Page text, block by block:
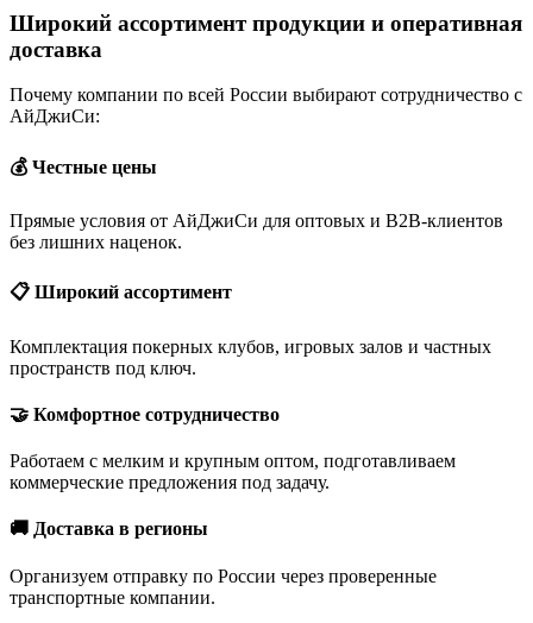
Широкий ассортимент продукции и оперативная
доставка
Почему компании по всей России выбирают сотрудничество с
АйДжиСи:
💰 Честные цены
Прямые условия от АйДжиСи для оптовых и B2B-клиентов
без лишних наценок.
📋 Широкий ассортимент
Комплектация покерных клубов, игровых залов и частных
пространств под ключ.
🤝 Комфортное сотрудничество
Работаем с мелким и крупным оптом, подготавливаем
коммерческие предложения под задачу.
🚚 Доставка в регионы
Организуем отправку по России через проверенные
транспортные компании.